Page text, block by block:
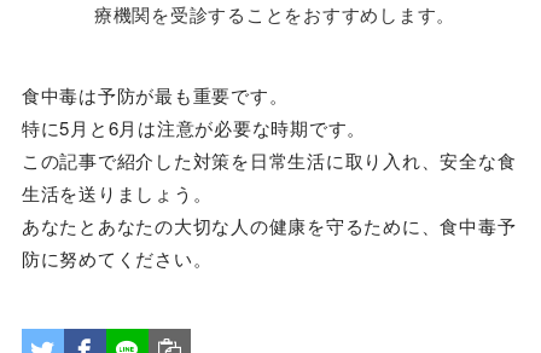
療機関を受診することをおすすめします。
食中毒は予防が最も重要です。
特に5月と6月は注意が必要な時期です。
この記事で紹介した対策を日常生活に取り入れ、安全な食
生活を送りましょう。
あなたとあなたの大切な人の健康を守るために、食中毒予
防に努めてください。